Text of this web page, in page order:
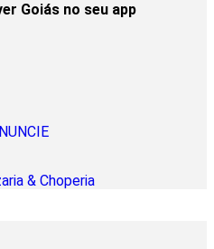
Goiás no seu app